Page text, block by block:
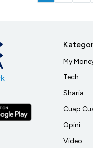
My
Tech
Sharia
Cuap
Opini
Video